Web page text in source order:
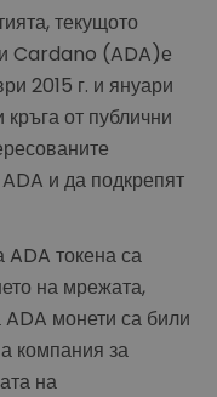
текущото
Cardano (ADA)е
2015 г. и януари
от публични
и да подкрепят
токена са
на мрежата,
монети са били
компания за
на